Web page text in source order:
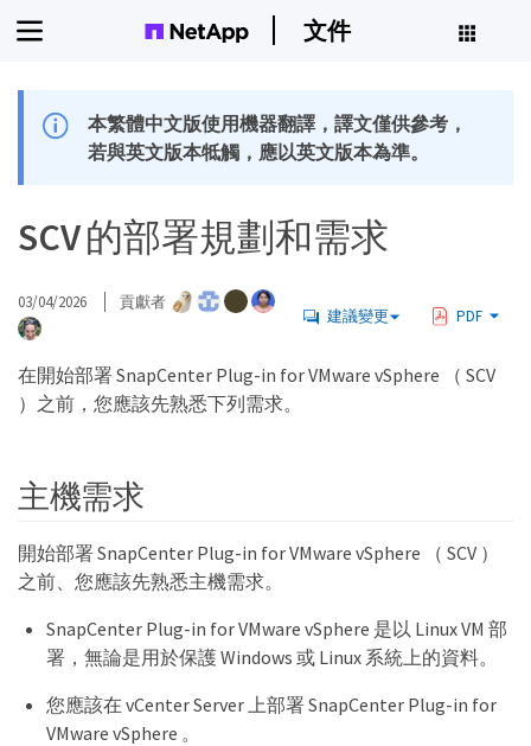
文件
本繁體中文版使用機器翻譯，譯文僅供參考，
若與英文版本牴觸，應以英文版本為準。
SCV 的部署規劃和需求
03/04/2026 貢獻者
建議變更 PDF
在開始部署 SnapCenter Plug-in for VMware vSphere （ SCV
）之前，您應該先熟悉下列需求。
主機需求
開始部署 SnapCenter Plug-in for VMware vSphere （ SCV ）
之前、您應該先熟悉主機需求。
SnapCenter Plug-in for VMware vSphere 是以 Linux VM 部
署，無論是用於保護 Windows 或 Linux 系統上的資料。
您應該在 vCenter Server 上部署 SnapCenter Plug-in for
VMware vSphere 。